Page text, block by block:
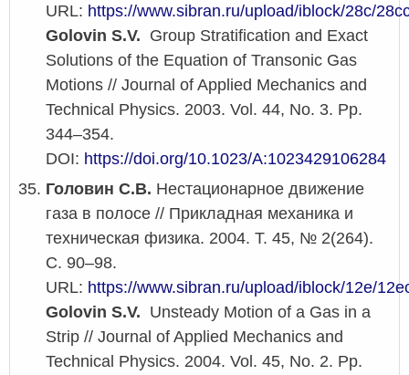
URL: https://www.sibran.ru/upload/iblock/28c/
Golovin S.V. Group Stratification and Exact
Solutions of the Equation of Transonic Gas
Motions // Journal of Applied Mechanics and
Technical Physics. 2003. Vol. 44, No. 3. Pp.
344–354.
DOI: https://doi.org/10.1023/A:1023429106284
Головин С.В. Нестационарное движение
газа в полосе // Прикладная механика и
техническая физика. 2004. Т. 45, № 2(264).
С. 90–98.
URL: https://www.sibran.ru/upload/iblock/12e/
Golovin S.V. Unsteady Motion of a Gas in a
Strip // Journal of Applied Mechanics and
Technical Physics. 2004. Vol. 45, No. 2. Pp.